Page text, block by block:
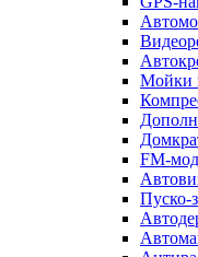
Мойки
FM-
Пуско-